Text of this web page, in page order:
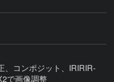
、コンポジット、IRIRIR-